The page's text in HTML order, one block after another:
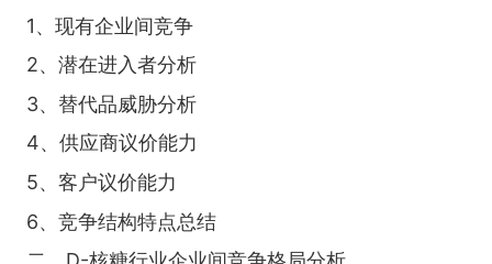
1、现有企业间竞争
2、潜在进入者分析
3、替代品威胁分析
4、供应商议价能力
5、客户议价能力
6、竞争结构特点总结